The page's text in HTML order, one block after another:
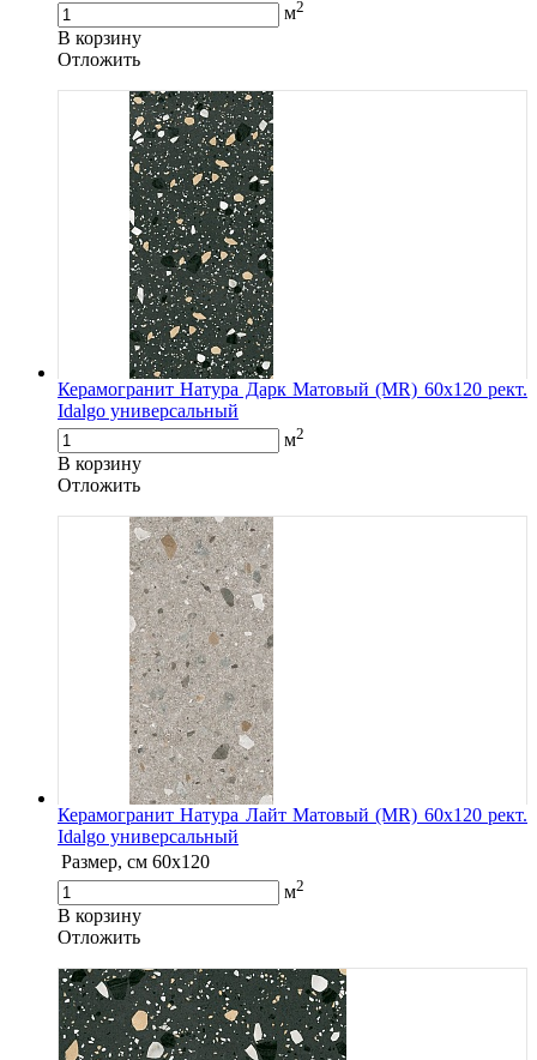
м2
В корзину
Oтложить
Керамогранит Натура Дарк Матовый (MR) 60х120 рект.
Idalgo универсальный
м2
В корзину
Oтложить
Керамогранит Натура Лайт Матовый (MR) 60х120 рект.
Idalgo универсальный
Размер, см 60х120
м2
В корзину
Oтложить